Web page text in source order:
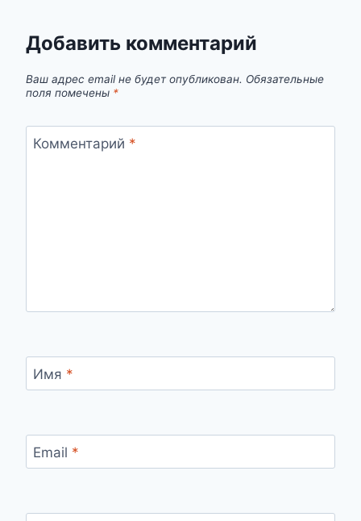
Добавить комментарий
Ваш адрес email не будет опубликован. Обязательные
поля помечены *
Комментарий *
Имя *
Email *